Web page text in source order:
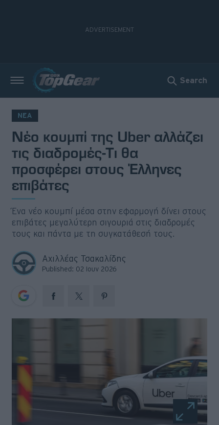
Search
ΝΕΑ
Νέο κουμπί της Uber αλλάζει
τις διαδρομές-Τι θα
προσφέρει στους Έλληνες
επιβάτες
Ένα νέο κουμπί μέσα στην εφαρμογή δίνει στους
επιβάτες μεγαλύτερη σιγουριά στις διαδρομές
τους και πάντα με τη συγκατάθεσή τους.
Αχιλλέας Τσακαλίδης
Published: 02 Ιουν 2026
Νέα
Δοκιμές
Electric
Motorsport
Άποψη
Viral
Big Reads
Moto
Gaming
Συνεντεύξεις